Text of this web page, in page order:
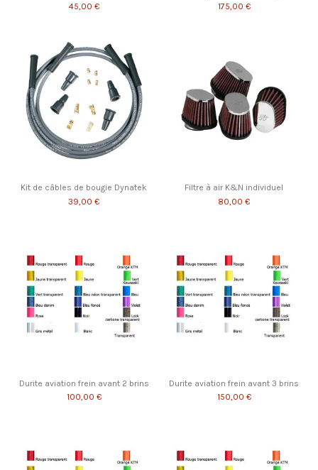
45,00 €
175,00 €
Kit de câbles de bougie Dynatek
39,00 €
Filtre à air K&N individuel
80,00 €
Durite aviation frein avant 2 brins
100,00 €
Durite aviation frein avant 3 brins
150,00 €